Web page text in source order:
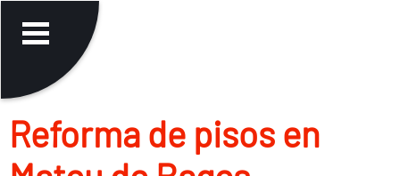
Reforma de pisos en